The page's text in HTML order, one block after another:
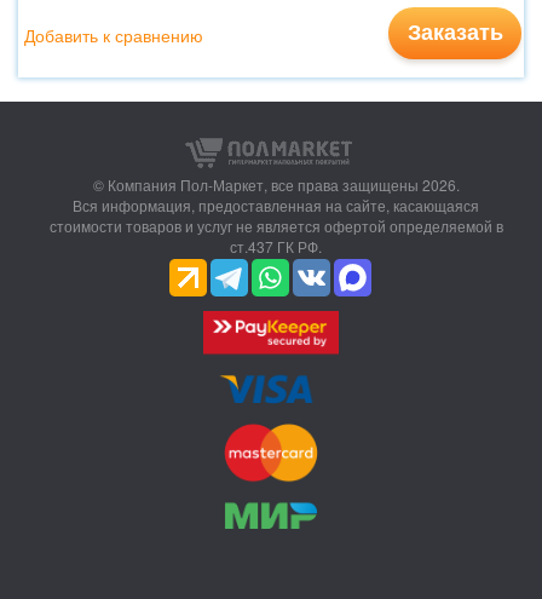
Заказать
Добавить к сравнению
© Компания Пол-Маркет, все права защищены 2026.
Вся информация, предоставленная на сайте, касающаяся
стоимости товаров и услуг не является офертой определяемой в
ст.437 ГК РФ.